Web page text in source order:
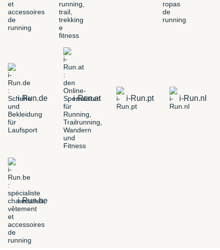
i-Run.de i-Run.at i-Run.pt i-Run.nl
i-Run.be